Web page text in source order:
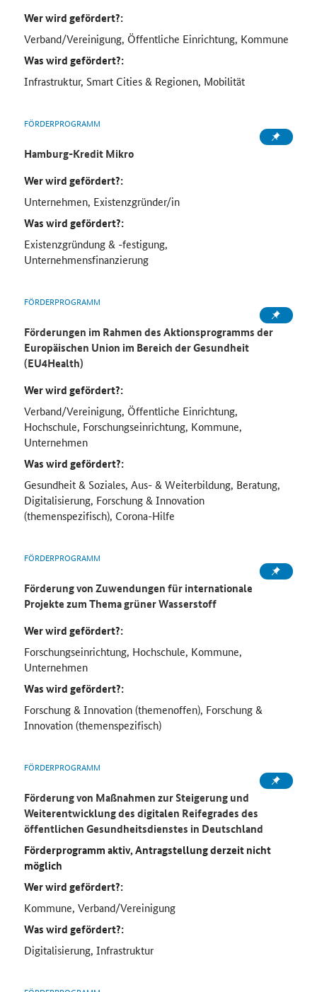
Wer wird gefördert?:
Verband/Vereinigung, Öffentliche Einrichtung, Kommune
Was wird gefördert?:
Infrastruktur, Smart Cities & Regionen, Mobilität
FÖRDERPROGRAMM
Hamburg-Kredit Mikro
Wer wird gefördert?:
Unternehmen, Existenzgründer/in
Was wird gefördert?:
Existenzgründung & -festigung,
Unternehmensfinanzierung
FÖRDERPROGRAMM
Förderungen im Rahmen des Aktionsprogramms der
Europäischen Union im Bereich der Gesundheit
(EU4Health)
Wer wird gefördert?:
Verband/Vereinigung, Öffentliche Einrichtung,
Hochschule, Forschungseinrichtung, Kommune,
Unternehmen
Was wird gefördert?:
Gesundheit & Soziales, Aus- & Weiterbildung, Beratung,
Digitalisierung, Forschung & Innovation
(themenspezifisch), Corona-Hilfe
FÖRDERPROGRAMM
Förderung von Zuwendungen für internationale
Projekte zum Thema grüner Wasserstoff
Wer wird gefördert?:
Forschungseinrichtung, Hochschule, Kommune,
Unternehmen
Was wird gefördert?:
Forschung & Innovation (themenoffen), Forschung &
Innovation (themenspezifisch)
FÖRDERPROGRAMM
Förderung von Maßnahmen zur Steigerung und
Weiterentwicklung des digitalen Reifegrades des
öffentlichen Gesundheitsdienstes in Deutschland
Förderprogramm aktiv, Antragstellung derzeit nicht
möglich
Wer wird gefördert?:
Kommune, Verband/Vereinigung
Was wird gefördert?:
Digitalisierung, Infrastruktur